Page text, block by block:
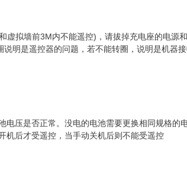
虚拟墙前3M内不能遥控) ，请拔掉充电座的电源
明是遥控器的问题，若不能转圈，说明是机器
压是否正常。没电的电池需要更换相同规格的电
机后才受遥控，当手动关机后则不能受遥控